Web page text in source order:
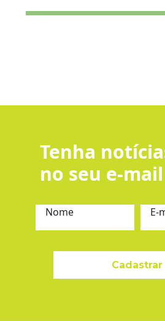
Tenha
no seu e-mail
Nome E-
Cadastrar